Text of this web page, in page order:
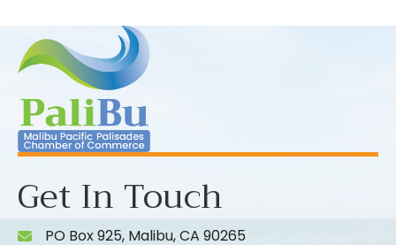
Get In Touch
PO Box 925, Malibu, CA 90265